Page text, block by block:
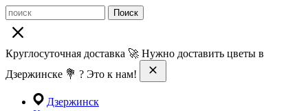
Поиск
Круглосуточная доставка 🚀 Нужно доставить цветы в
Дзержинске 💐 ? Это к нам!
Дзержинск